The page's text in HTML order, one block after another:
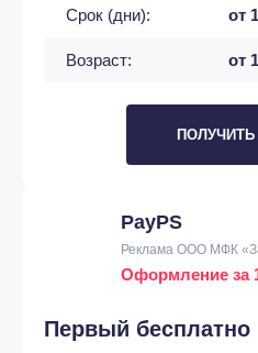
Срок (дни): от
Возраст: от
ПОЛУЧИТЬ
PayPS
Реклама ООО МФК
Оформление за
Первый бесплатно